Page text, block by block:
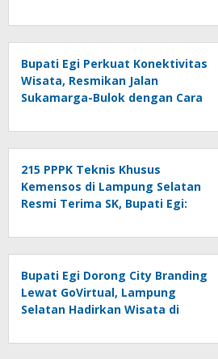
Bupati Egi Perkuat Konektivitas
Wisata, Resmikan Jalan
Sukamarga-Bulok dengan Cara
215 PPPK Teknis Khusus
Kemensos di Lampung Selatan
Resmi Terima SK, Bupati Egi:
Bekerjalah dengan Hati
Bupati Egi Dorong City Branding
Lewat GoVirtual, Lampung
Selatan Hadirkan Wisata di